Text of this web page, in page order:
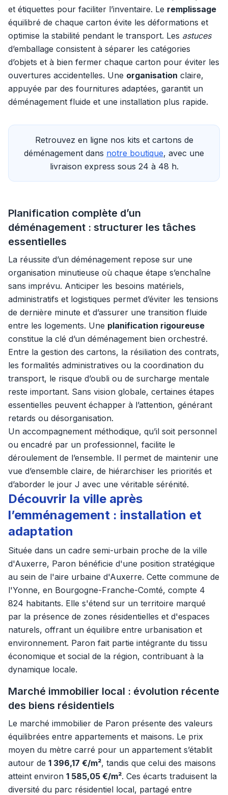
et étiquettes pour faciliter l’inventaire. Le remplissage
équilibré de chaque carton évite les déformations et
optimise la stabilité pendant le transport. Les astuces
d’emballage consistent à séparer les catégories
d’objets et à bien fermer chaque carton pour éviter les
ouvertures accidentelles. Une organisation claire,
appuyée par des fournitures adaptées, garantit un
déménagement fluide et une installation plus rapide.
Retrouvez en ligne nos kits et cartons de
déménagement dans notre boutique, avec une
livraison express sous 24 à 48 h.
Planification complète d’un
déménagement : structurer les tâches
essentielles
La réussite d’un déménagement repose sur une
organisation minutieuse où chaque étape s’enchaîne
sans imprévu. Anticiper les besoins matériels,
administratifs et logistiques permet d’éviter les tensions
de dernière minute et d’assurer une transition fluide
entre les logements. Une planification rigoureuse
constitue la clé d’un déménagement bien orchestré.
Entre la gestion des cartons, la résiliation des contrats,
les formalités administratives ou la coordination du
transport, le risque d’oubli ou de surcharge mentale
reste important. Sans vision globale, certaines étapes
essentielles peuvent échapper à l’attention, générant
retards ou désorganisation.
Un accompagnement méthodique, qu’il soit personnel
ou encadré par un professionnel, facilite le
déroulement de l’ensemble. Il permet de maintenir une
vue d’ensemble claire, de hiérarchiser les priorités et
d’aborder le jour J avec une véritable sérénité.
Découvrir la ville après
l’emménagement : installation et
adaptation
Située dans un cadre semi-urbain proche de la ville
d'Auxerre, Paron bénéficie d'une position stratégique
au sein de l'aire urbaine d'Auxerre. Cette commune de
l'Yonne, en Bourgogne-Franche-Comté, compte 4
824 habitants. Elle s'étend sur un territoire marqué
par la présence de zones résidentielles et d'espaces
naturels, offrant un équilibre entre urbanisation et
environnement. Paron fait partie intégrante du tissu
économique et social de la région, contribuant à la
dynamique locale.
Marché immobilier local : évolution récente
des biens résidentiels
Le marché immobilier de Paron présente des valeurs
équilibrées entre appartements et maisons. Le prix
moyen du mètre carré pour un appartement s’établit
autour de 1 396,17 €/m², tandis que celui des maisons
atteint environ 1 585,05 €/m². Ces écarts traduisent la
diversité du parc résidentiel local, partagé entre